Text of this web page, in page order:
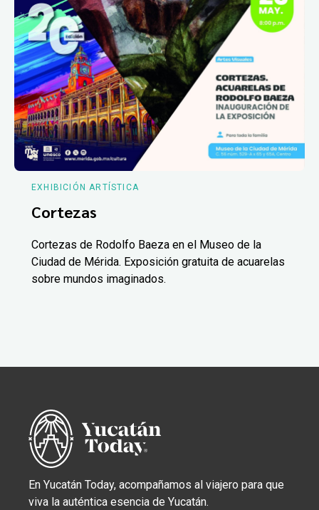
EXHIBICIÓN ARTÍSTICA
Cortezas
Cortezas de Rodolfo Baeza en el Museo de la
Ciudad de Mérida. Exposición gratuita de acuarelas
sobre mundos imaginados.
En Yucatán Today, acompañamos al viajero para que
viva la auténtica esencia de Yucatán.